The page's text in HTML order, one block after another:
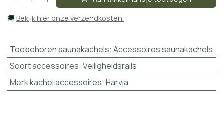
🚚 Bekijk hier onze verzendkosten.
Toebehoren saunakachels: Accessoires saunakachels
Soort accessoires: Veiligheidsrails
Merk kachel accessoires: Harvia